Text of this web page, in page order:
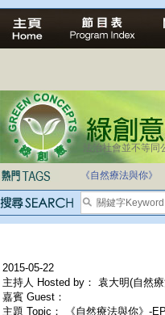
法治社會並不等同
《自然療法與你》
2015-05-22
主持人 Hosted by： 袁大明(自然
嘉賓 Guest：
主題 Topic： 《自然療法與你》-